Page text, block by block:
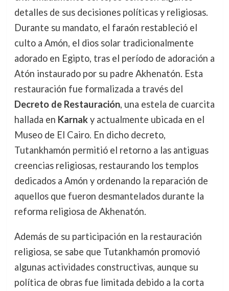
detalles de sus decisiones políticas y religiosas.
Durante su mandato, el faraón restableció el
culto a Amón, el dios solar tradicionalmente
adorado en Egipto, tras el período de adoración a
Atón instaurado por su padre Akhenatón. Esta
restauración fue formalizada a través del
Decreto de Restauración, una estela de cuarcita
hallada en Karnaky actualmente ubicada en el
Museo de El Cairo. En dicho decreto,
Tutankhamón permitió el retorno a las antiguas
creencias religiosas, restaurando los templos
dedicados a Amón y ordenando la reparación de
aquellos que fueron desmantelados durante la
reforma religiosa de Akhenatón.
Además de su participación en la restauración
religiosa, se sabe que Tutankhamón promovió
algunas actividades constructivas, aunque su
política de obras fue limitada debido a la corta